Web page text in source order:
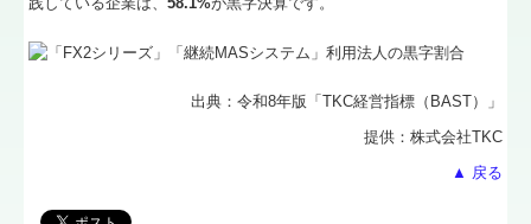
関連リンク
TKCシステムQ&A
出典：令和8年版「TKC経営指標（BAST）」
提供：株式会社TKC
▲ 戻る